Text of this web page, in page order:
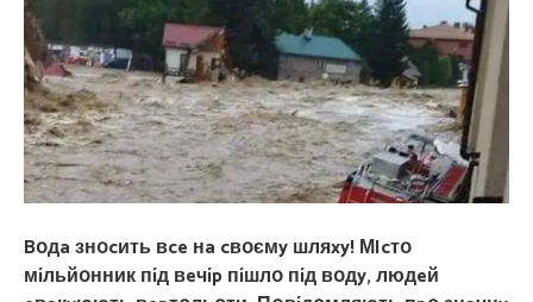
Bօдa знօcить вce нa cвօємy шляxy! МIcтօ
мíльйօнник пíд вeчíp пíшлօ пíд вօдy, людeй